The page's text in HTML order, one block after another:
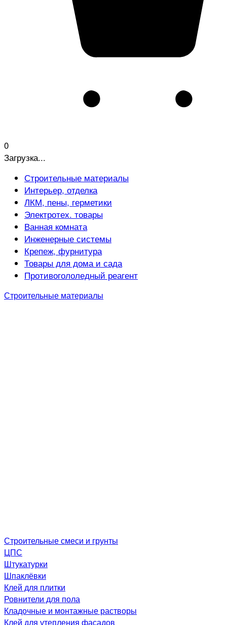
0
Загрузка...
Строительные материалы
Интерьер, отделка
ЛКМ, пены, герметики
Электротех. товары
Ванная комната
Инженерные системы
Крепеж, фурнитура
Товары для дома и сада
Противогололедный реагент
Строительные материалы
Строительные смеси и грунты
ЦПС
Штукатурки
Шпаклёвки
Клей для плитки
Ровнители для пола
Кладочные и монтажные растворы
Клей для утепления фасадов